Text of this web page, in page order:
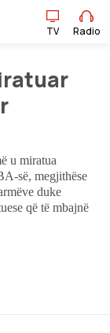
TV Radio
TV Radio
u miratua
së, megjithëse
duke
që të mbajnë